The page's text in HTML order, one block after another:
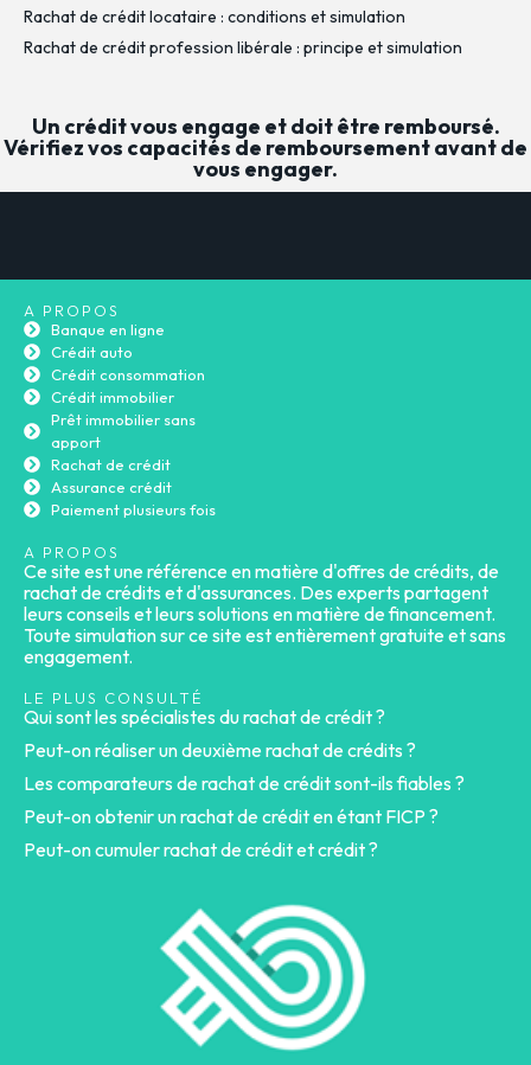
Rachat de crédit locataire : conditions et simulation
Rachat de crédit profession libérale : principe et simulation
Un crédit vous engage et doit être remboursé.
Vérifiez vos capacités de remboursement avant de
vous engager.
A PROPOS
Banque en ligne
Crédit auto
Crédit consommation
Crédit immobilier
Prêt immobilier sans
apport
Rachat de crédit
Assurance crédit
Paiement plusieurs fois
A PROPOS
Ce site est une référence en matière d'offres de crédits, de
rachat de crédits et d'assurances. Des experts partagent
leurs conseils et leurs solutions en matière de financement.
Toute simulation sur ce site est entièrement gratuite et sans
engagement.
LE PLUS CONSULTÉ
Qui sont les spécialistes du rachat de crédit ?
Peut-on réaliser un deuxième rachat de crédits ?
Les comparateurs de rachat de crédit sont-ils fiables ?
Peut-on obtenir un rachat de crédit en étant FICP ?
Peut-on cumuler rachat de crédit et crédit ?